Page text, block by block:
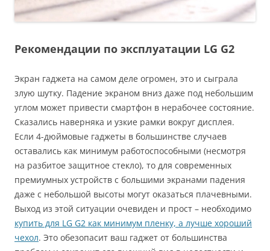
Рекомендации по эксплуатации LG G2
Экран гаджета на самом деле огромен, это и сыграла
злую шутку. Падение экраном вниз даже под небольшим
углом может привести смартфон в нерабочее состояние.
Сказались наверняка и узкие рамки вокруг дисплея.
Если 4-дюймовые гаджеты в большинстве случаев
оставались как минимум работоспособными (несмотря
на разбитое защитное стекло), то для современных
премиумных устройств с большими экранами падения
даже с небольшой высоты могут оказаться плачевными.
Выход из этой ситуации очевиден и прост – необходимо
купить для LG G2 как минимум пленку, а лучше хороший
чехол. Это обезопасит ваш гаджет от большинства